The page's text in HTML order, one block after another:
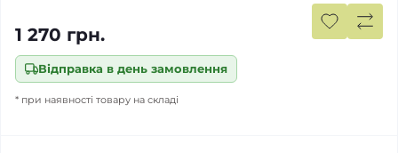
Відправка в день замовлення
* при наявності товару на складі
1 270 грн.